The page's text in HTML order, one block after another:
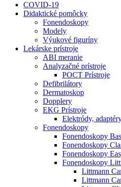
COVID-19
Didaktické pomôcky
Fonendoskopy
Modely
Výukové figuríny
Lekárske prístroje
ABI meranie
Analyzačné prístroje
POCT Prístroje
Defibrilátory
Dermatoskop
Dopplery
EKG Prístroje
Elektródy,
Fonendoskopy
Fonendoskopy
Fonendoskopy
Fonendoskopy
Fonendoskopy
Littmann
Littmann